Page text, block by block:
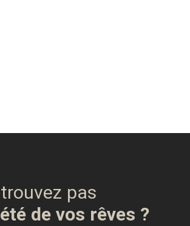
pas
de vos rêves ?